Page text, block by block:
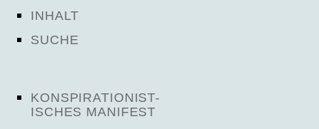
INHALT
SUCHE
KONSPIRATIONIST-
ISCHES MANIFEST